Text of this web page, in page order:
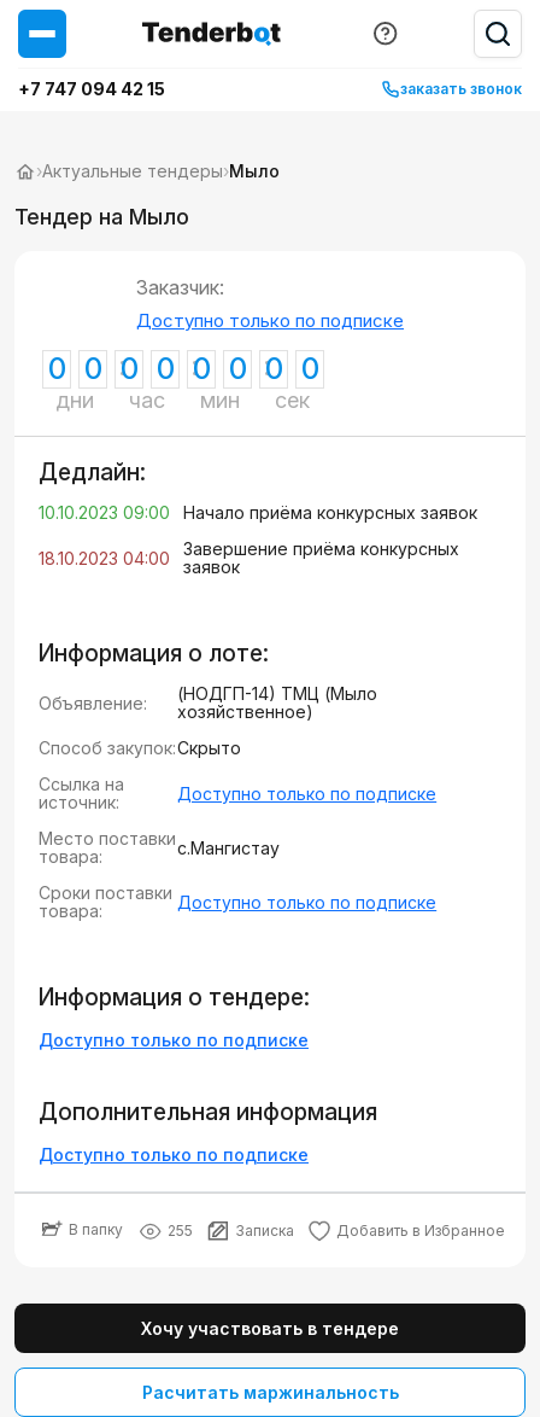
+7 747 094 42 15 заказать звонок
›Актуальные тендеры›Мыло
Тендер на Мыло
Заказчик:
Доступно только по подписке
0 0
дни
0 0
час
0 0
мин
0 0
сек
Дедлайн:
10.10.2023 09:00 Начало приёма конкурсных заявок
18.10.2023 04:00
Завершение приёма конкурсных
заявок
Информация о лоте:
Объявление:
(НОДГП-14) ТМЦ (Мыло
хозяйственное)
Способ закупок:Скрыто
Ссылка на
источник:
Доступно только по подписке
Место поставки
товара:
с.Мангистау
Сроки поставки
товара:
Доступно только по подписке
Информация о тендере:
Доступно только по подписке
Дополнительная информация
Доступно только по подписке
В папку 255 Записка Добавить в Избранное
Хочу участвовать в тендере
Расчитать маржинальность